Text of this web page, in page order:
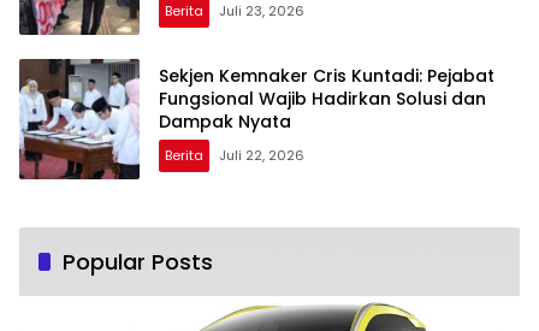
Berita Juli 23, 2026
Sekjen Kemnaker Cris Kuntadi: Pejabat
Fungsional Wajib Hadirkan Solusi dan
Dampak Nyata
Berita Juli 22, 2026
Popular Posts